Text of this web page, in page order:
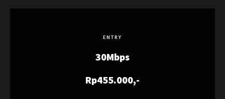
ENTRY
30Mbps
Rp455.000,-